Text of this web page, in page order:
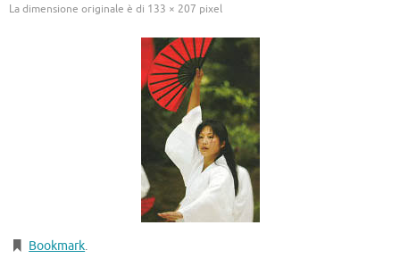
La dimensione originale è di 133 × 207 pixel
Bookmark.